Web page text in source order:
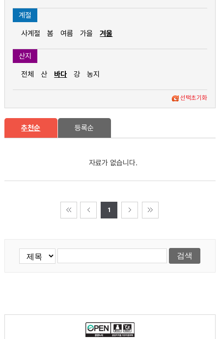
계절
사계절 봄 여름 가을 겨울
산지
전체 산 바다 강 농지
선택초기화
추천순 등록순
자료가 없습니다.
1